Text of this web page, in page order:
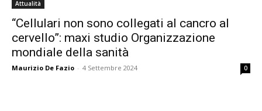
Attualità
“Cellulari non sono collegati al cancro al
cervello”: maxi studio Organizzazione
mondiale della sanità
Maurizio De Fazio - 4 Settembre 2024 0